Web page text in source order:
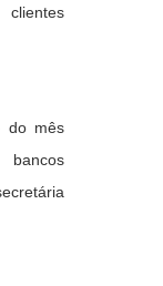
do mês